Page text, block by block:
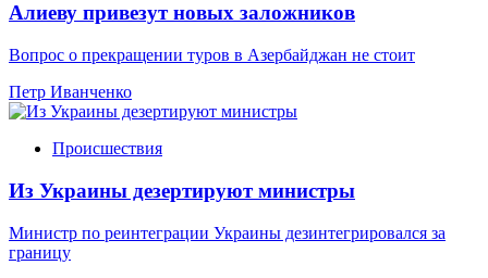
Алиеву привезут новых заложников
Вопрос о прекращении туров в Азербайджан не стоит
Петр Иванченко
Происшествия
Из Украины дезертируют министры
Министр по реинтеграции Украины дезинтегрировался за
границу